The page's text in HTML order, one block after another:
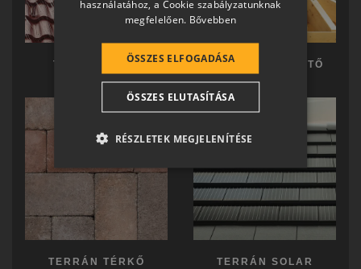
TERRÁN TETŐ TERRÁN KÉSZTETŐ
TERRÁN TÉRKŐ TERRÁN SOLAR
ROMANIAN
CROATIAN
SR
RO-HU
ITALIAN
használatához, a Cookie szabályzatunknak
megfelelően. Bővebben
ÖSSZES ELFOGADÁSA
ÖSSZES ELUTASÍTÁSA
RÉSZLETEK MEGJELENÍTÉSE